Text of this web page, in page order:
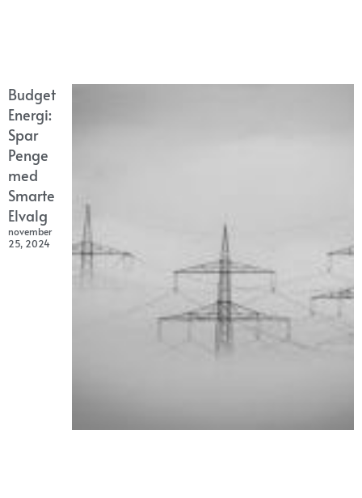
Budget
Energi:
Spar
Penge
med
Smarte
Elvalg
november
25, 2024